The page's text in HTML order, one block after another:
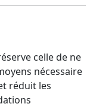
celle de ne
nécessaire
réduit les